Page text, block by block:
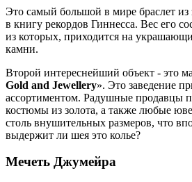
Это самый большой в мире браслет из
в книгу рекордов Гиннесса. Вес его
из которых, приходится на
камни.
Второй интереснейший объект - это
Gold and Jewellery». Это заведение
ассортиментом. Радушные продавцы
костюмы из золота, а также любые
столь внушительных размеров, что
выдержит ли шея это колье?
Мечеть Джумейра